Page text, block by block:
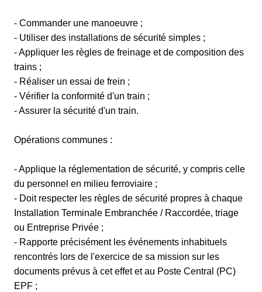
- Commander une manoeuvre ;
- Utiliser des installations de sécurité simples ;
- Appliquer les règles de freinage et de composition des
trains ;
- Réaliser un essai de frein ;
- Vérifier la conformité d'un train ;
- Assurer la sécurité d'un train.
Opérations communes :
- Applique la réglementation de sécurité, y compris celle
du personnel en milieu ferroviaire ;
- Doit respecter les règles de sécurité propres à chaque
Installation Terminale Embranchée / Raccordée, triage
ou Entreprise Privée ;
- Rapporte précisément les événements inhabituels
rencontrés lors de l'exercice de sa mission sur les
documents prévus à cet effet et au Poste Central (PC)
EPF ;